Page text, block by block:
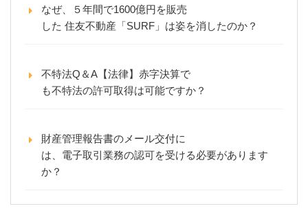
なぜ、５年間で1600億円を販売
した 住友不動産「SURF」は姿を消したのか？
不特法Q＆A【法律】赤字決算で
も不特法の許可取得は可能ですか？
財産管理報告書のメール交付に
は、電子取引業務の認可を受ける必要があります
か？